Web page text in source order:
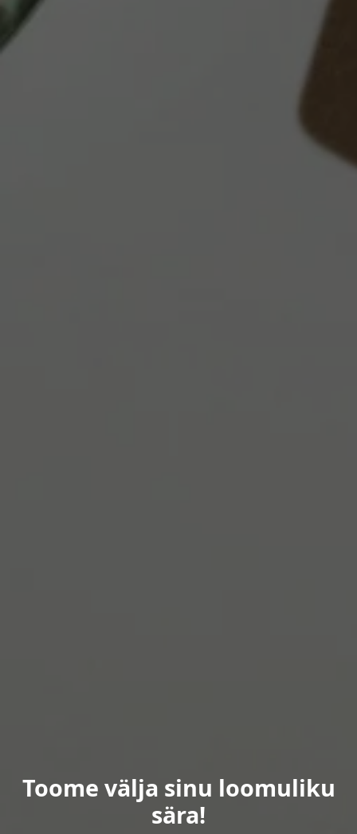
Toome välja sinu loomuliku
sära!